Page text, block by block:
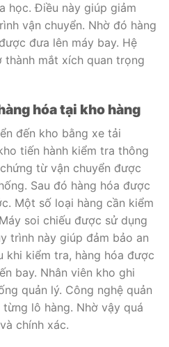
học. Điều này giúp giảm
vận chuyển. Nhờ đó hàng
đưa lên máy bay. Hệ
mắt xích quan trọng
hóa tại kho hàng
đến kho bằng xe tải
tiến hành kiểm tra thông
từ vận chuyển được
Sau đó hàng hóa được
Một số loại hàng cần kiểm
soi chiếu được sử dụng
trình này giúp đảm bảo an
khi kiểm tra, hàng hóa được
bay. Nhân viên kho ghi
quản lý. Công nghệ quản
lô hàng. Nhờ vậy quá
chính xác.